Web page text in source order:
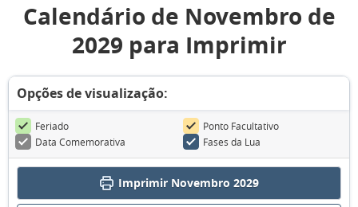
Calendário de Novembro de
2029 para Imprimir
Opções de visualização:
Feriado
Ponto Facultativo
Data Comemorativa
Fases da Lua
Imprimir Novembro 2029